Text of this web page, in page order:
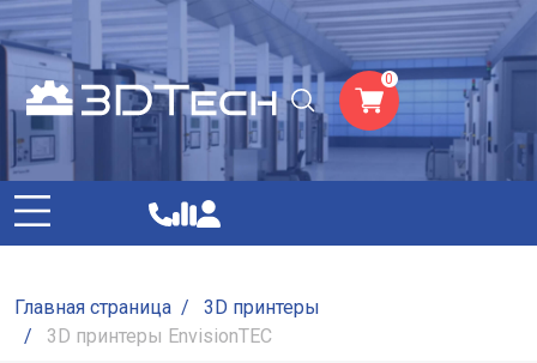
0
Главная страница /
3D принтеры
/
3D принтеры EnvisionTEC